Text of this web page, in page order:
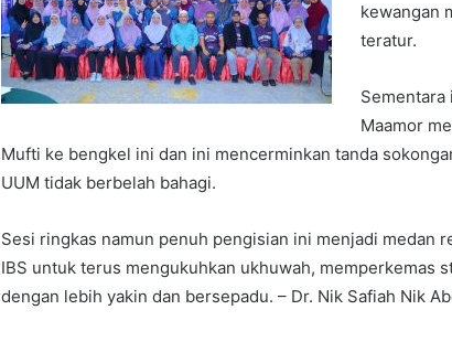
kewangan
teratur.
Sementara
Maamor
Mufti ke bengkel ini dan ini mencerminkan tanda
UUM tidak berbelah bahagi.
Sesi ringkas namun penuh pengisian ini menjadi medan
IBS untuk terus mengukuhkan ukhuwah, memperkemas
dengan lebih yakin dan bersepadu. – Dr. Nik Safiah Nik